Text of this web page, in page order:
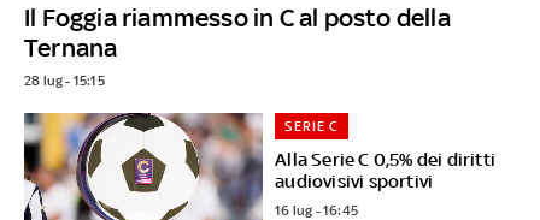
Il Foggia riammesso in C al posto della
Ternana
28 lug - 15:15
Alla Serie C 0,5% dei diritti
audiovisivi sportivi
SERIE C
16 lug - 16:45